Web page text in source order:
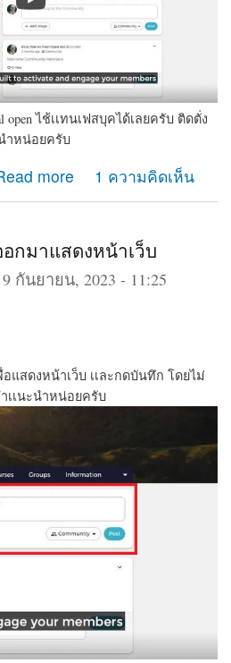
ไช้เเทนเฟสบุคได้เลยครับ ติดตั่ง
ำหน่อยครับ
more
นละ Social open ไช้เเทนเฟสบุค
ได้เลยครับ ติดตั่งไม่ได้สักที
1 ความคิดเห็น
กมาแสดงหน้าเว็บ
กันยายน, 2023 - 11:25
แสดงหน้าเว็บ เเละกดบันทึก โดยไม่
เเนะนำหน่อยครับ